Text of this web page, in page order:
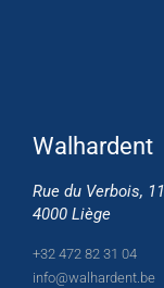
Walhardent
Rue du Verbois, 11
4000 Liège
+32 472 82 31 04
info@walhardent.be